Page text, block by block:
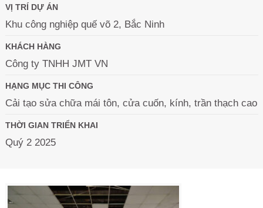
VỊ TRÍ DỰ ÁN
Khu công nghiệp quế võ 2, Bắc Ninh
KHÁCH HÀNG
Công ty TNHH JMT VN
HẠNG MỤC THI CÔNG
Cải tạo sửa chữa mái tôn, cửa cuốn, kính, trần thạch cao
THỜI GIAN TRIỂN KHAI
Quý 2 2025